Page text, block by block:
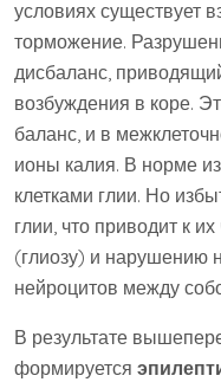
условиях существует
торможение.
дисбаланс,
возбуждения в коре.
баланс, и в
ионы калия. В норме
клетками глии. Но
глии, что приводит к
(глиозу) и нарушению
нейроцитов между
В результате
формируется